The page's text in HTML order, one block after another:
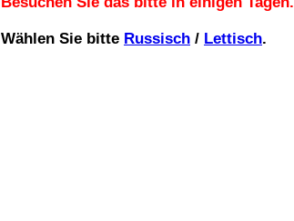
Wählen Sie bitte Russisch / Lettisch.